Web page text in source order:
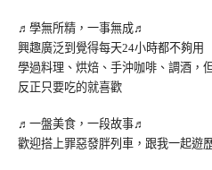
♬學無所精，一事無成♬
興趣廣泛到覺得每天24小時都不夠用
學過料理、烘焙、手沖咖啡、調酒，
反正只要吃的就喜歡
♬一盤美食，一段故事♬
歡迎搭上罪惡發胖列車，跟我一起遊